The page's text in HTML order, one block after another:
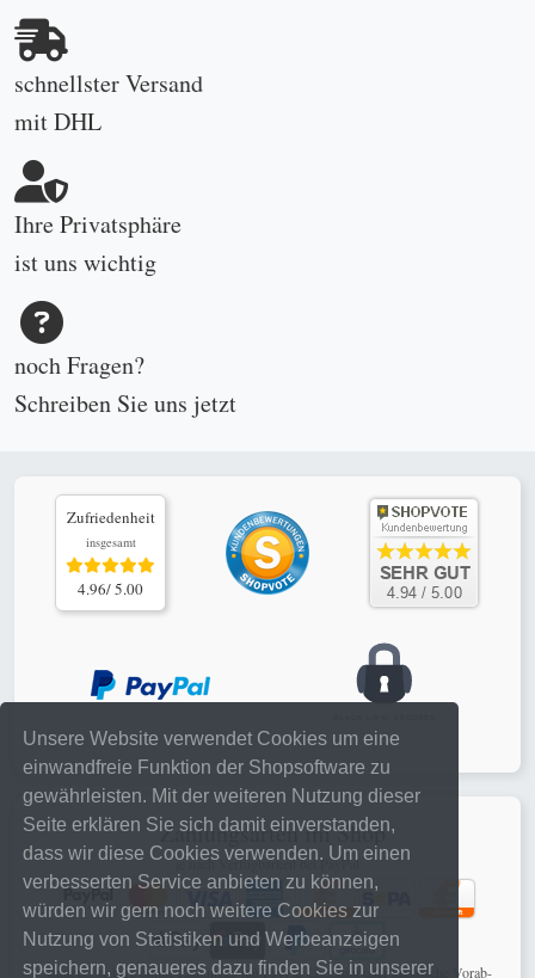
Unsere Website verwendet Cookies um eine
einwandfreie Funktion der Shopsoftware zu
gewährleisten. Mit der weiteren Nutzung dieser
Seite erklären Sie sich damit einverstanden,
dass wir diese Cookies verwenden. Um einen
verbesserten Service anbieten zu können,
würden wir gern noch weitere Cookies zur
Nutzung von Statistiken und Werbeanzeigen
speichern, genaueres dazu finden Sie in unserer
schnellster Versand
mit DHL
Ihre Privatsphäre
ist uns wichtig
noch Fragen?
Schreiben Sie uns jetzt
Zufriedenheit
insgesamt
4.96/ 5.00
Zahlungsarten im Shop
je nach Verfügbarkeit bei PayPal
schnelle, sichere online Zahlungen mit PayPal Checkout oder klassische Vorab-